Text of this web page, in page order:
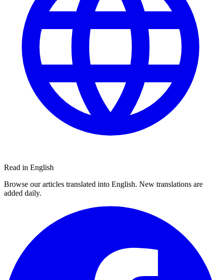
Read in English
Browse our articles translated into English. New translations are
added daily.